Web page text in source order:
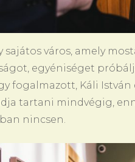
sajátos város, amely
egyéniséget
fogalmazott, Káli
tartani mindvégig,
nincsen.